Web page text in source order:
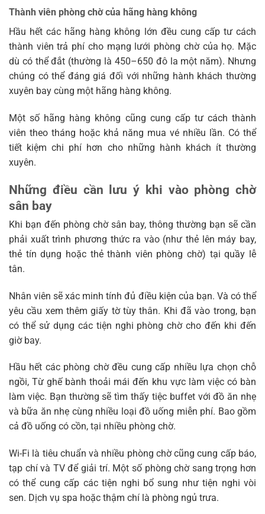
Thành viên phòng chờ của hãng hàng không
Hầu hết các hãng hàng không lớn đều cung cấp tư cách
thành viên trả phí cho mạng lưới phòng chờ của họ. Mặc
dù có thể đắt (thường là 450–650 đô la một năm). Nhưng
chúng có thể đáng giá đối với những hành khách thường
xuyên bay cùng một hãng hàng không.
Một số hãng hàng không cũng cung cấp tư cách thành
viên theo tháng hoặc khả năng mua vé nhiều lần. Có thể
tiết kiệm chi phí hơn cho những hành khách ít thường
xuyên.
Những điều cần lưu ý khi vào phòng chờ
sân bay
Khi bạn đến phòng chờ sân bay, thông thường bạn sẽ cần
phải xuất trình phương thức ra vào (như thẻ lên máy bay,
thẻ tín dụng hoặc thẻ thành viên phòng chờ) tại quầy lễ
tân.
Nhân viên sẽ xác minh tính đủ điều kiện của bạn. Và có thể
yêu cầu xem thêm giấy tờ tùy thân. Khi đã vào trong, bạn
có thể sử dụng các tiện nghi phòng chờ cho đến khi đến
giờ bay.
Hầu hết các phòng chờ đều cung cấp nhiều lựa chọn chỗ
ngồi, Từ ghế bành thoải mái đến khu vực làm việc có bàn
làm việc. Bạn thường sẽ tìm thấy tiệc buffet với đồ ăn nhẹ
và bữa ăn nhẹ cùng nhiều loại đồ uống miễn phí. Bao gồm
cả đồ uống có cồn, tại nhiều phòng chờ.
Wi-Fi là tiêu chuẩn và nhiều phòng chờ cũng cung cấp báo,
tạp chí và TV để giải trí. Một số phòng chờ sang trọng hơn
có thể cung cấp các tiện nghi bổ sung như tiện nghi vòi
sen. Dịch vụ spa hoặc thậm chí là phòng ngủ trưa.